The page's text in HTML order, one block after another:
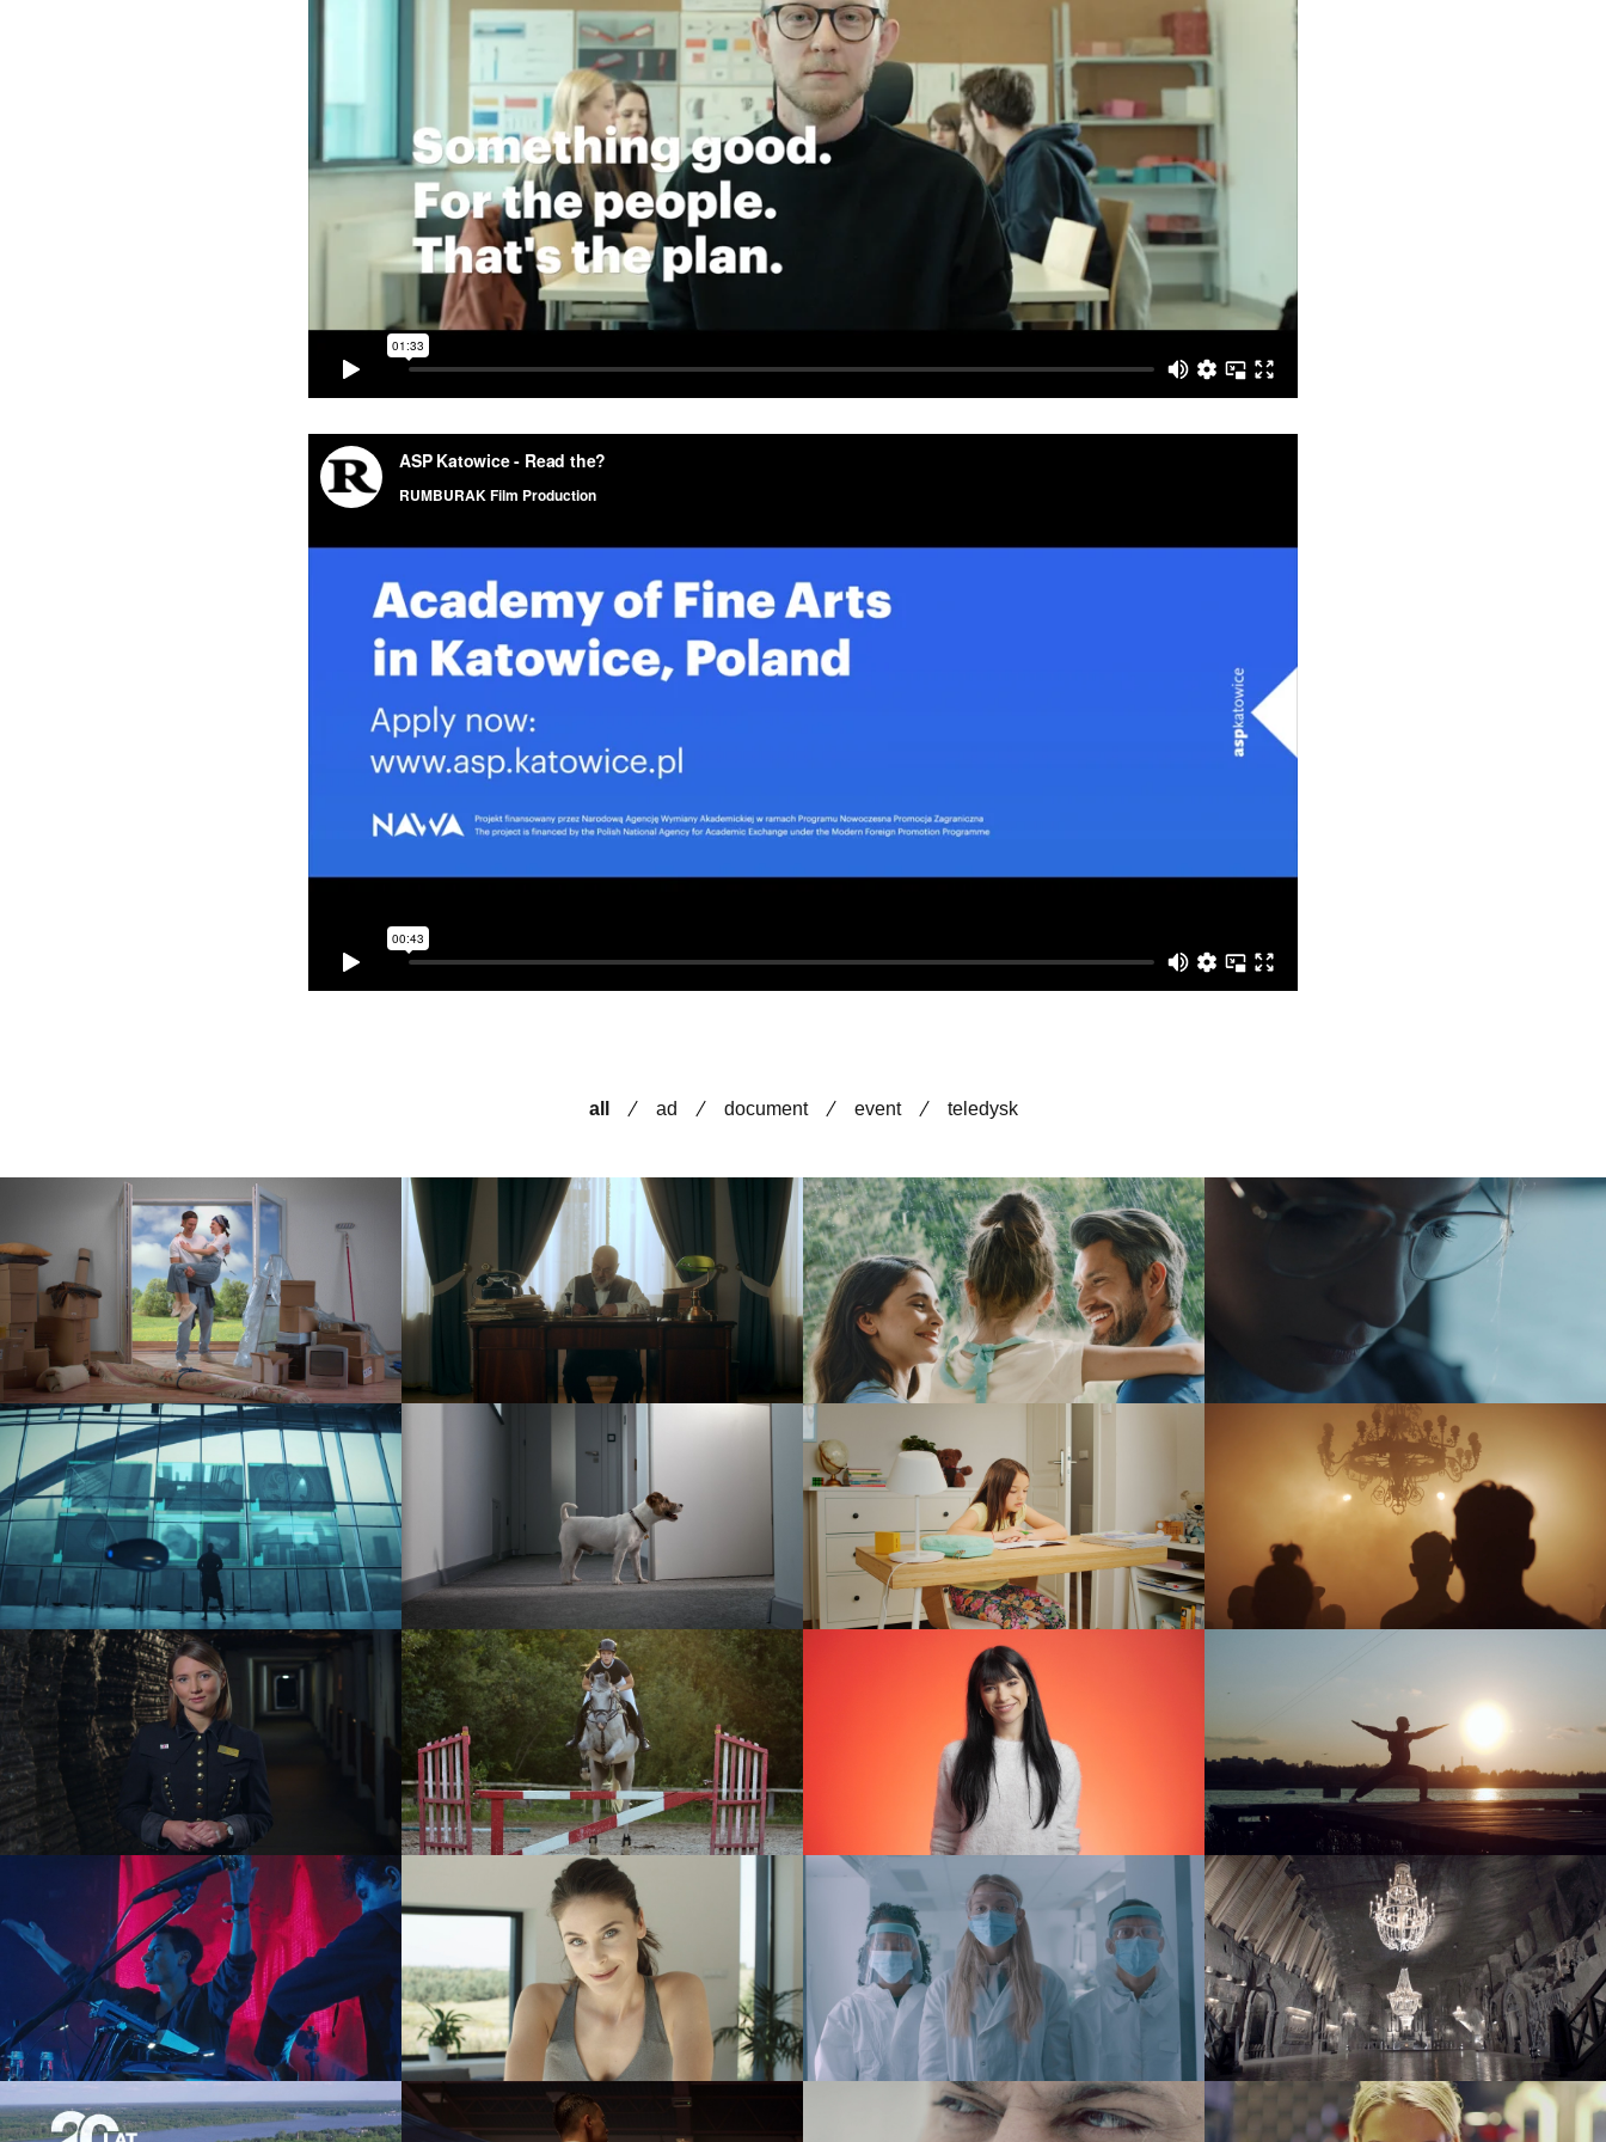
all ad document event teledysk
Kapica – Zaufanie na lata
ad
Fundacja Zwierz
ad
Kapica – Piękno w szczegółach
ad
ASP Katowice
ad
Korbowód – Clean Out
teledysk
Yeelight
ad
Kopalnia Soli „Wieliczka” –
#WieliczkaTuByłem
ad
AlterFest 2019
event
Kopalnia Soli „Wieliczka” –
Przewodnicy
ad
PetsDiag – Beesfund
document
Bystronic – CoE Kraków
ad
EH Street Wear
ad
KAMP! Live
event teledysk
Elitum
ad
PetsDiag
ad
Kopalnia Soli „Wieliczka” – Solne
Królestwo
document